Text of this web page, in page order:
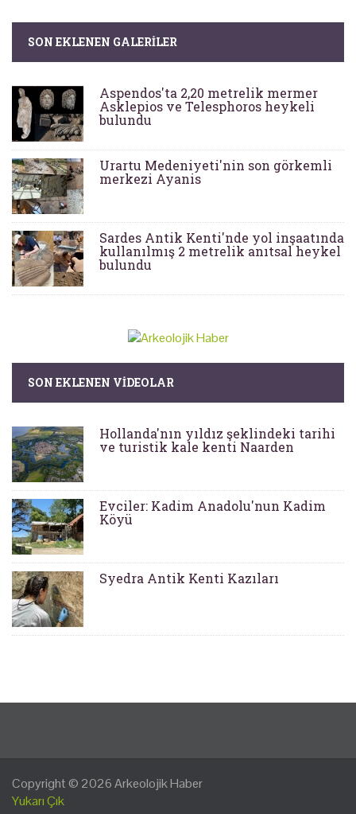
SON EKLENEN GALERILER
Aspendos'ta 2,20 metrelik mermer
Asklepios ve Telesphoros heykeli
bulundu
Urartu Medeniyeti'nin son görkemli
merkezi Ayanis
Sardes Antik Kenti'nde yol inşaatında
kullanılmış 2 metrelik anıtsal heykel
bulundu
SON EKLENEN VIDEOLAR
Hollanda'nın yıldız şeklindeki tarihi
ve turistik kale kenti Naarden
Evciler: Kadim Anadolu'nun Kadim
Köyü
Syedra Antik Kenti Kazıları
Copyright © 2026Arkeolojik Haber
Yukarı Çık